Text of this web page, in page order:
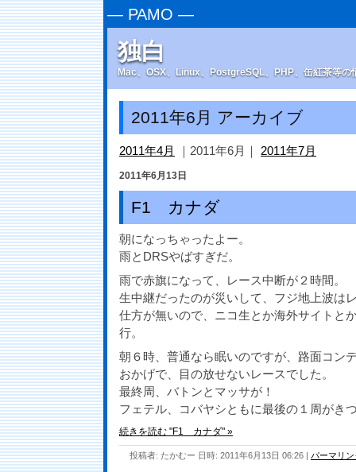
— PAMO —
独白
Mac、OSX、Linux、PostgreSQL、PHP、缶紅茶等の
2011年6月 アーカイブ
2011年4月 ｜2011年6月｜ 2011年7月
2011年6月13日
F1 カナダ
朝になっちゃったよー。
雨とDRSやばすぎだ。
雨で赤旗になって、レース中断が２時間。
生中継だったのが災いして、フジ地上波は
仕方が無いので、ニコ生とか海外サイトと
行。
朝６時、普通なら眠いのですが、路面コン
おかげで、目の放せないレースでした。
最終周、バトンとマッサが！
フェテル、コバヤシともに最後の１周がき
続きを読む "F1 カナダ" »
投稿者: たかむー 日時: 2011年6月13日 06:26 | パーマリン